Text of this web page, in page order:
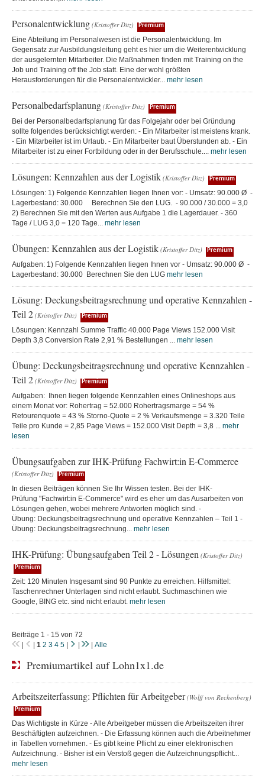
Personalentwicklung (Kristoffer Ditz) Premium
Eine Abteilung im Personalwesen ist die Personalentwicklung. Im
Gegensatz zur Ausbildungsleitung geht es hier um die Weiterentwicklung
der ausgelernten Mitarbeiter. Die Maßnahmen finden mit Training on the
Job und Training off the Job statt. Eine der wohl größten
Herausforderungen für die Personalentwickler... mehr lesen
Personalbedarfsplanung (Kristoffer Ditz) Premium
Bei der Personalbedarfsplanung für das Folgejahr oder bei Gründung
sollte folgendes berücksichtigt werden: - Ein Mitarbeiter ist meistens krank.
- Ein Mitarbeiter ist im Urlaub. - Ein Mitarbeiter baut Überstunden ab. - Ein
Mitarbeiter ist zu einer Fortbildung oder in der Berufsschule.... mehr lesen
Lösungen: Kennzahlen aus der Logistik (Kristoffer Ditz) Premium
Lösungen: 1) Folgende Kennzahlen liegen Ihnen vor: - Umsatz: 90.000 Ø -
Lagerbestand: 30.000 Berechnen Sie den LUG. - 90.000 / 30.000 = 3,0
2) Berechnen Sie mit den Werten aus Aufgabe 1 die Lagerdauer. - 360
Tage / LUG 3,0 = 120 Tage... mehr lesen
Übungen: Kennzahlen aus der Logistik (Kristoffer Ditz) Premium
Aufgaben: 1) Folgende Kennzahlen liegen Ihnen vor - Umsatz: 90.000 Ø -
Lagerbestand: 30.000 Berechnen Sie den LUG mehr lesen
Lösung: Deckungsbeitragsrechnung und operative Kennzahlen -
Teil 2 (Kristoffer Ditz) Premium
Lösungen: Kennzahl Summe Traffic 40.000 Page Views 152.000 Visit
Depth 3,8 Conversion Rate 2,91 % Bestellungen ... mehr lesen
Übung: Deckungsbeitragsrechnung und operative Kennzahlen -
Teil 2 (Kristoffer Ditz) Premium
Aufgaben: Ihnen liegen folgende Kennzahlen eines Onlineshops aus
einem Monat vor: Rohertrag = 52.000 Rohertragsmarge = 54 %
Retourenquote = 43 % Storno-Quote = 2 % Verkaufsmenge = 3.320 Teile
Teile pro Kunde = 2,85 Page Views = 152.000 Visit Depth = 3,8 ... mehr
lesen
Übungsaufgaben zur IHK-Prüfung Fachwirt:in E-Commerce
(Kristoffer Ditz) Premium
In diesen Beiträgen können Sie Ihr Wissen testen. Bei der IHK-
Prüfung "Fachwirt:in E-Commerce" wird es eher um das Ausarbeiten von
Lösungen gehen, wobei mehrere Antworten möglich sind. -
Übung: Deckungsbeitragsrechnung und operative Kennzahlen – Teil 1 -
Übung: Deckungsbeitragsrechnung... mehr lesen
IHK-Prüfung: Übungsaufgaben Teil 2 - Lösungen (Kristoffer Ditz)
Premium
Zeit: 120 Minuten Insgesamt sind 90 Punkte zu erreichen. Hilfsmittel:
Taschenrechner Unterlagen sind nicht erlaubt. Suchmaschinen wie
Google, BING etc. sind nicht erlaubt. mehr lesen
Beiträge 1 - 15 von 72
1 2 3 4 5 Alle
Premiumartikel auf Lohn1x1.de
Arbeitszeiterfassung: Pflichten für Arbeitgeber (Wolff von Rechenberg)
Premium
Das Wichtigste in Kürze - Alle Arbeitgeber müssen die Arbeitszeiten ihrer
Beschäftigten aufzeichnen. - Die Erfassung können auch die Arbeitnehmer
in Tabellen vornehmen. - Es gibt keine Pflicht zu einer elektronischen
Aufzeichnung. - Bisher ist ein Verstoß gegen die Aufzeichnungspflicht...
mehr lesen